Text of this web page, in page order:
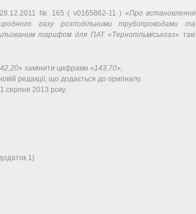
№ 165 ( v0165862-11 ) «Про встановлення
газу розподільними трубопроводами та
тарифом для ПАТ «Тернопільміськгаз» такі
» замінити цифрами «143,70»;
редакції, що додається до оригіналу.
серпня 2013 року.
1}